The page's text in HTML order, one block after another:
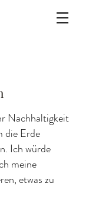
Nachhaltigkeit
die Erde
Ich würde
meine
etwas zu